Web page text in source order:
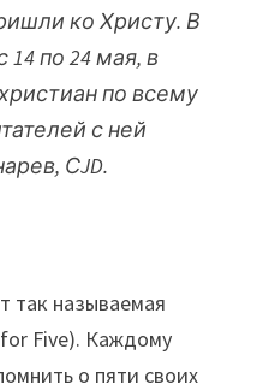
ко Христу. В
14 по 24 мая, в
по всему
с ней
СJD.
так называемая
Five). Каждому
о пяти своих